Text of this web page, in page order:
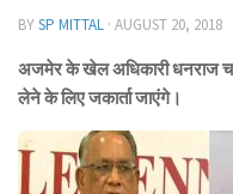
BYSP MITTAL · AUGUST 20, 2018
अजमेर के खेल अधिकारी धनराज च
लेने के लिए जकार्ता जाएंगे।